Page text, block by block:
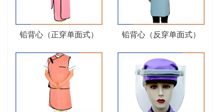
铅背心（正穿单面式） 铅背心（反穿单面式）